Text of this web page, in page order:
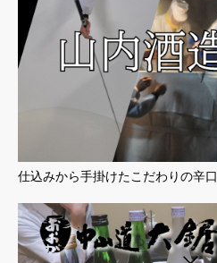
仕込みから手掛けたこだわりの辛口